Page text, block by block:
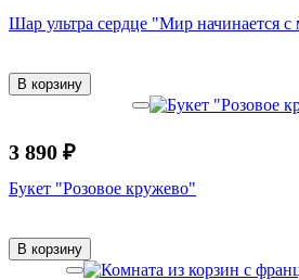
Шар ультра сердце "Мир начинается
В корзину
3 890 ₽
Букет "Розовое кружево"
В корзину